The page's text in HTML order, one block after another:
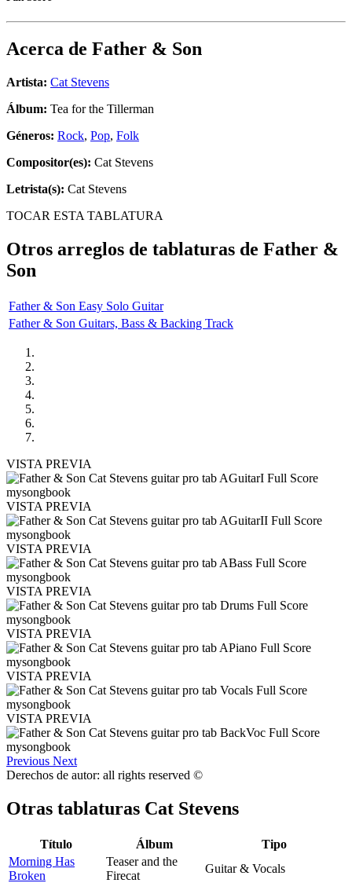
Acerca de Father & Son
Artista: Cat Stevens
Álbum: Tea for the Tillerman
Géneros: Rock, Pop, Folk
Compositor(es): Cat Stevens
Letrista(s): Cat Stevens
TOCAR ESTA TABLATURA
Otros arreglos de tablaturas de Father &
Son
Father & Son Easy Solo Guitar
Father & Son Guitars, Bass & Backing Track
VISTA PREVIA
VISTA PREVIA
VISTA PREVIA
VISTA PREVIA
VISTA PREVIA
VISTA PREVIA
VISTA PREVIA
Previous Next
Derechos de autor: all rights reserved ©
Otras tablaturas Cat Stevens
Título Álbum
Tipo
Morning Has
Broken
Teaser and the
Firecat
Guitar & Vocals